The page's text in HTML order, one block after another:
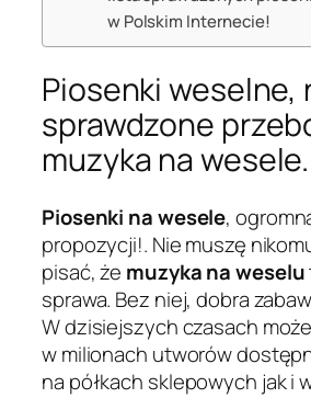
w Polskim Internecie!
Piosenki weselne,
sprawdzone
muzyka na wesele.
Piosenki na wesele,
propozycji!. Nie muszę
pisać, że muzyka na weselu
sprawa. Bez niej, dobra
W dzisiejszych czasach
w milionach utworów
na półkach sklepowych jak i